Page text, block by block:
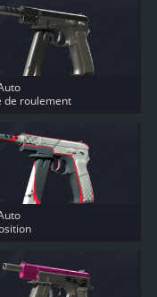
de roulement